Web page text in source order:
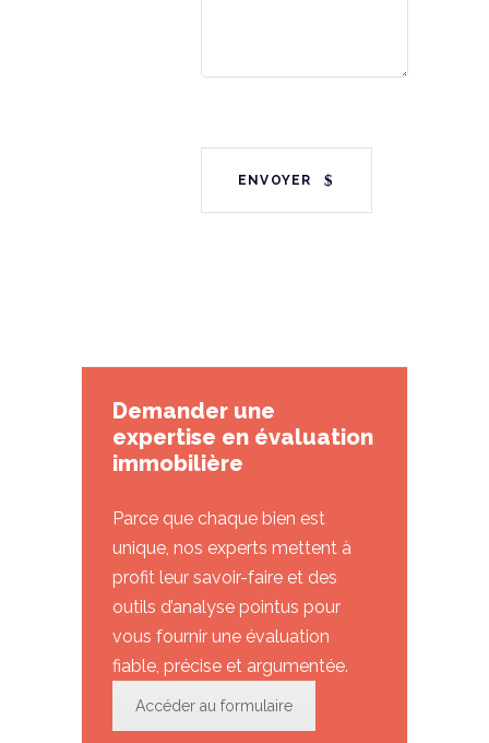
ENVOYER
Demander une
expertise en évaluation
immobilière
Parce que chaque bien est
unique, nos experts mettent à
profit leur savoir-faire et des
outils d’analyse pointus pour
vous fournir une évaluation
fiable, précise et argumentée.
Accéder au formulaire